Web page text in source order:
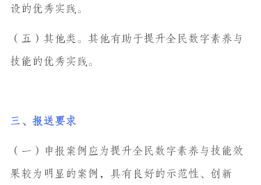
设的优秀实践。
（五）其他类。其他有助于提升全民数字素养与
技能的优秀实践。
三、报送要求
（一）申报案例应为提升全民数字素养与技能效
果较为明显的案例，具有良好的示范性、创新